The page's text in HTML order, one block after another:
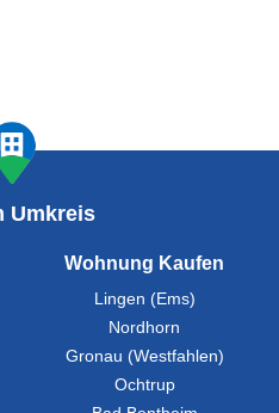
Umkreis
Wohnung Kaufen
Lingen (Ems)
Nordhorn
Gronau (Westfahlen)
Ochtrup